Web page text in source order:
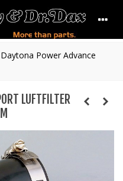
Daytona Power Advance
LUFTFILTER